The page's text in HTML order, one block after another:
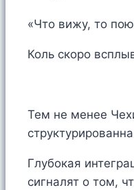
«Что вижу, то
Коль скоро
Тем не менее
Глубокая
сигналят о том,